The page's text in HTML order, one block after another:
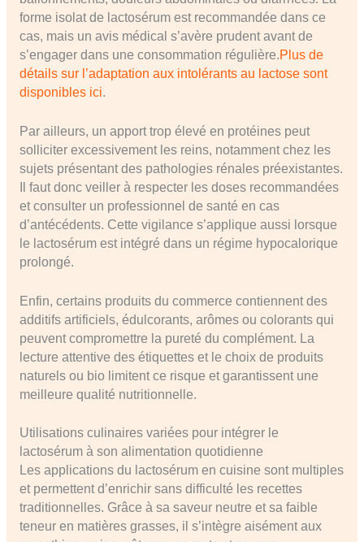
forme isolat de lactosérum est recommandée dans ce
cas, mais un avis médical s’avère prudent avant de
s’engager dans une consommation régulière.Plus de
détails sur l’adaptation aux intolérants au lactose sont
disponibles ici.
Par ailleurs, un apport trop élevé en protéines peut
solliciter excessivement les reins, notamment chez les
sujets présentant des pathologies rénales préexistantes.
Il faut donc veiller à respecter les doses recommandées
et consulter un professionnel de santé en cas
d’antécédents. Cette vigilance s’applique aussi lorsque
le lactosérum est intégré dans un régime hypocalorique
prolongé.
Enfin, certains produits du commerce contiennent des
additifs artificiels, édulcorants, arômes ou colorants qui
peuvent compromettre la pureté du complément. La
lecture attentive des étiquettes et le choix de produits
naturels ou bio limitent ce risque et garantissent une
meilleure qualité nutritionnelle.
Utilisations culinaires variées pour intégrer le
lactosérum à son alimentation quotidienne
Les applications du lactosérum en cuisine sont multiples
et permettent d’enrichir sans difficulté les recettes
traditionnelles. Grâce à sa saveur neutre et sa faible
teneur en matières grasses, il s’intègre aisément aux